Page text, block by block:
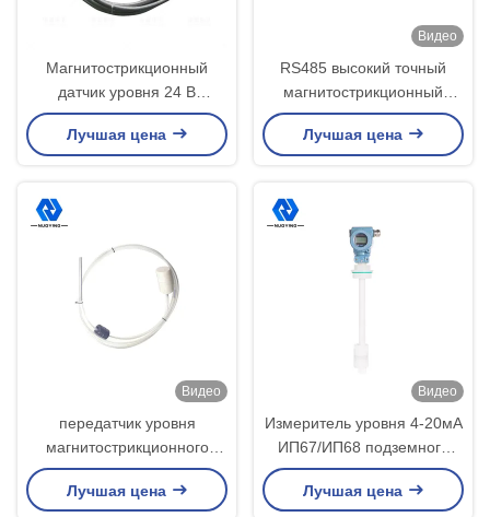
Магнитострикционный
датчик уровня 24 В
постоянного тока
Лучшая цена
Видео
RS485 высокий точный
магнитострикционный
передатчик датчика уровня
220VAC
Лучшая цена
Видео
передатчик уровня
магнитострикционного
датчика уровня 24ВДК
Магнетрол высокой
Лучшая цена
Видео
Измеритель уровня 4-20мА
ИП67/ИП68 подземного
резервуара
магнитострикционный
Лучшая цена